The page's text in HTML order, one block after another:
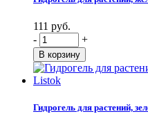
111 руб.
-
+
Гидрогель для растений,